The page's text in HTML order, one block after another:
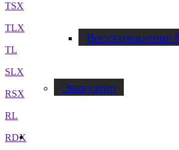
Восстановление
Эвакуатор
TSX
TLX
TL
SLX
RSX
RL
RDX